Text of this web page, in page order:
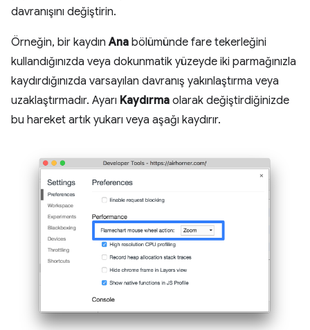
davranışını değiştirin.
Örneğin, bir kaydınAna bölümünde fare tekerleğini
kullandığınızda veya dokunmatik yüzeyde iki parmağınızla
kaydırdığınızda varsayılan davranış yakınlaştırma veya
uzaklaştırmadır. Ayarı Kaydırma olarak değiştirdiğinizde
bu hareket artık yukarı veya aşağı kaydırır.